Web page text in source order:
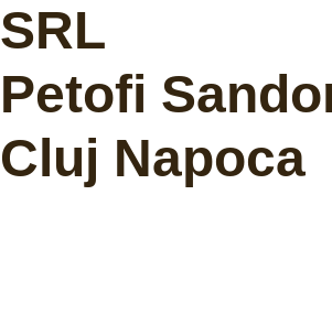
SRL
Petofi
Cluj Napoca